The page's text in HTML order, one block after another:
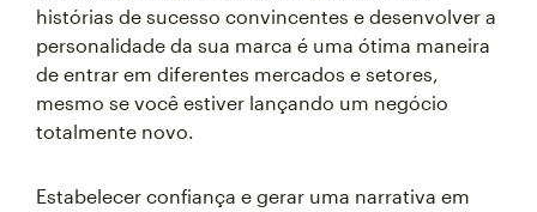
histórias de sucesso convincentes e desenvolver a
personalidade da sua marca é uma ótima maneira
de entrar em diferentes mercados e setores,
mesmo se você estiver lançando um negócio
totalmente novo.
Estabelecer confiança e gerar uma narrativa em